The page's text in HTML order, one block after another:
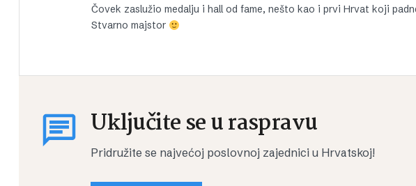
Čovek zaslužio medalju i hall od fame, nešto kao i prvi Hrvat koji
Stvarno majstor
Uključite se u raspravu
Pridružite se najvećoj poslovnoj zajednici u Hrvatskoj!